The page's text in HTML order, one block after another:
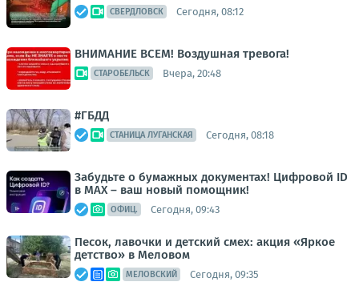
СВЕРДЛОВСК Сегодня, 08:12
ВНИМАНИЕ ВСЕМ! Воздушная тревога!
СТАРОБЕЛЬСК Вчера, 20:48
#ГБДД
СТАНИЦА ЛУГАНСКАЯ Сегодня, 08:18
Забудьте о бумажных документах! Цифровой ID
в MAX – ваш новый помощник!
ОФИЦ. Сегодня, 09:43
Песок, лавочки и детский смех: акция «Яркое
детство» в Меловом
МЕЛОВСКИЙ Сегодня, 09:35